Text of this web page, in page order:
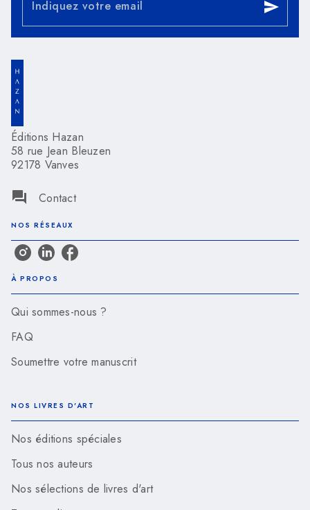
Indiquez votre email send
Éditions Hazan
58 rue Jean Bleuzen
92178 Vanves
question_answer Contact
NOS RÉSEAUX
À PROPOS
Qui sommes-nous ?
FAQ
Soumettre votre manuscrit
NOS LIVRES D'ART
Nos éditions spéciales
Tous nos auteurs
Nos sélections de livres d'art